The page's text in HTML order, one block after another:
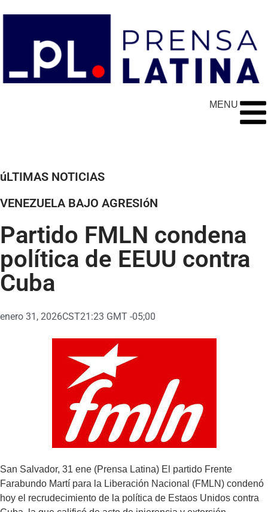
MENU
úLTIMAS NOTICIAS
VENEZUELA BAJO AGRESIóN
Partido FMLN condena
política de EEUU contra
Cuba
enero 31, 2026CST21:23 GMT -05;00
San Salvador, 31 ene (Prensa Latina) El partido Frente
Farabundo Martí para la Liberación Nacional (FMLN) condenó
hoy el recrudecimiento de la política de Estaos Unidos contra